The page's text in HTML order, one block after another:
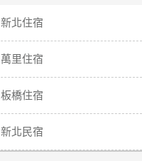
新北住宿
萬里住宿
板橋住宿
新北民宿